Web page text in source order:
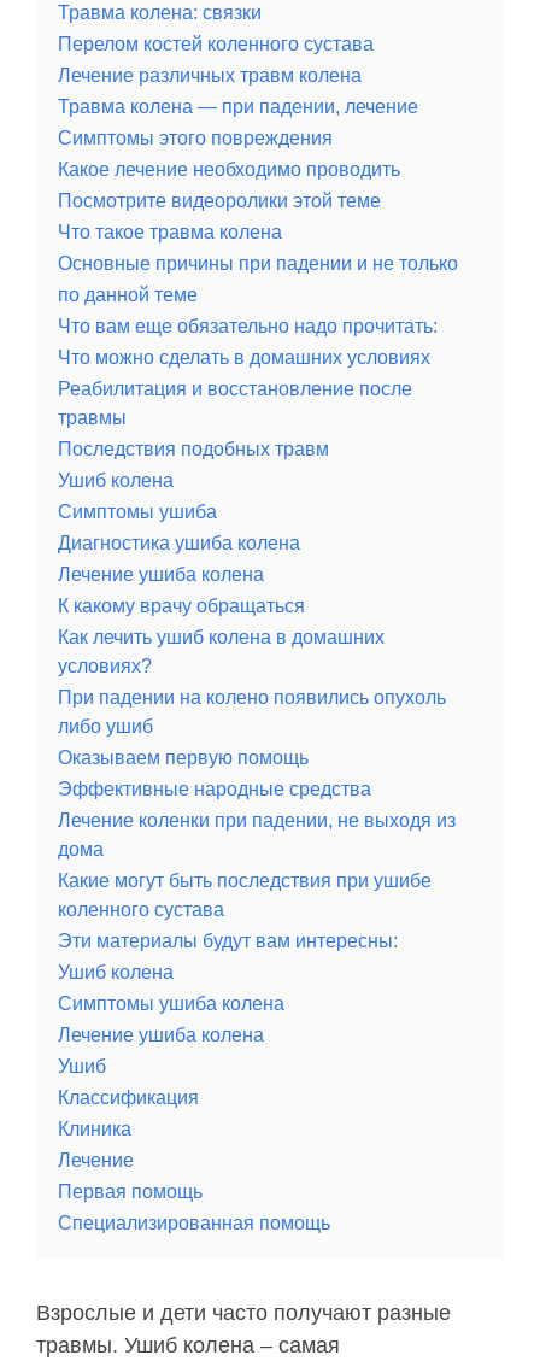
Травма колена: связки
Перелом костей коленного сустава
Лечение различных травм колена
Травма колена — при падении, лечение
Симптомы этого повреждения
Какое лечение необходимо проводить
Посмотрите видеоролики этой теме
Что такое травма колена
Основные причины при падении и не только
по данной теме
Что вам еще обязательно надо прочитать:
Что можно сделать в домашних условиях
Реабилитация и восстановление после
травмы
Последствия подобных травм
Ушиб колена
Симптомы ушиба
Диагностика ушиба колена
Лечение ушиба колена
К какому врачу обращаться
Как лечить ушиб колена в домашних
условиях?
При падении на колено появились опухоль
либо ушиб
Оказываем первую помощь
Эффективные народные средства
Лечение коленки при падении, не выходя из
дома
Какие могут быть последствия при ушибе
коленного сустава
Эти материалы будут вам интересны:
Ушиб колена
Симптомы ушиба колена
Лечение ушиба колена
Ушиб
Классификация
Клиника
Лечение
Первая помощь
Специализированная помощь
Взрослые и дети часто получают разные
травмы. Ушиб колена – самая